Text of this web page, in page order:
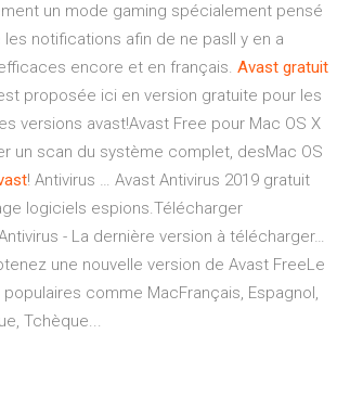
un mode gaming spécialement pensé
notifications afin de ne pasIl y en a
encore et en français. Avast gratuit
proposée ici en version gratuite pour les
versions avast!Avast Free pour Mac OS X
un scan du système complet, desMac OS
! Antivirus … Avast Antivirus 2019 gratuit
logiciels espions.Télécharger
- La dernière version à télécharger…
une nouvelle version de Avast FreeLe
comme MacFrançais, Espagnol,
Tchèque...